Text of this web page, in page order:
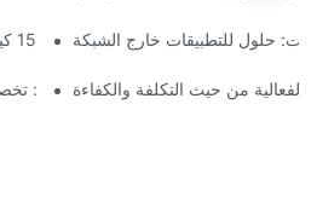
تخزين البطارية بقدرة 15 كيلو وات: تعزيز عملياتك بثقة
حلول للتطبيقات خارج الشبكة
تخزين البطاريات القابلة للتكديس:
الفعالية من حيث التكلفة والكفاءة